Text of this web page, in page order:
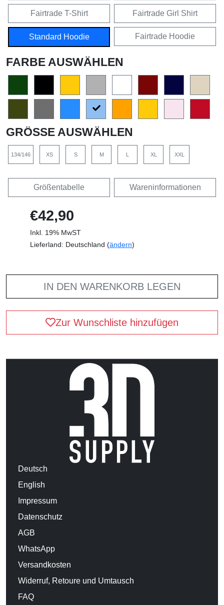
Fairtrade T-Shirt Fairtrade Girl Shirt
Standard Hoodie Fairtrade Hoodie
FARBE AUSWÄHLEN
GRÖSSE AUSWÄHLEN
134/146 XS S M L XL XXL
Größentabelle Wareninformationen
€42,90
Inkl. 19% MwST
Lieferland: Deutschland (ändern)
IN DEN WARENKORB LEGEN
Zur Wunschliste hinzufügen
Deutsch
English
Impressum
Datenschutz
AGB
WhatsApp
Versandkosten
Widerruf, Retoure und Umtausch
FAQ